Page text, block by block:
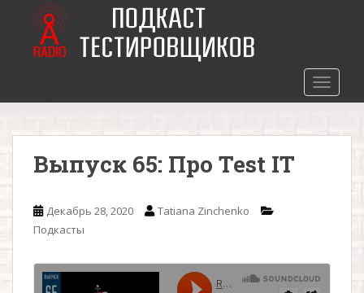
o
Выпуск 65: Про Test IT
Декабрь 28, 2020
Tatiana Zinchenko
Подкасты